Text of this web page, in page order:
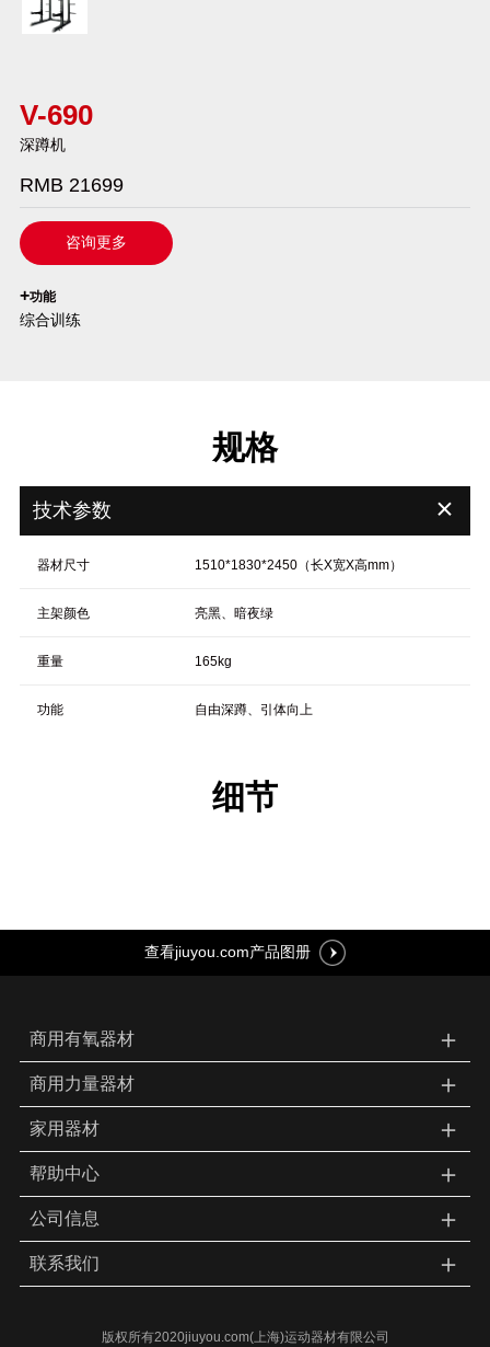
V-690
深蹲机
RMB 21699
咨询更多
`
+功能
综合训练
规格
技术参数 ＋
器材尺寸 1510*1830*2450（长X宽X高mm）
主架颜色 亮黑、暗夜绿
重量 165kg
功能 自由深蹲、引体向上
细节
查看jiuyou.com产品图册
商用有氧器材 ＋
商用力量器材 ＋
家用器材 ＋
帮助中心 ＋
公司信息 ＋
联系我们 ＋
版权所有2020jiuyou.com(上海)运动器材有限公司